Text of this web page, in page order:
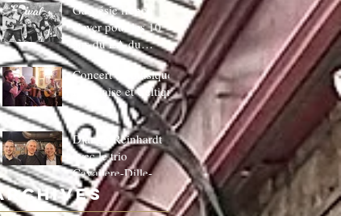
Gaspésie french
Cover pour les 10
ans du LA du
Hautbois
Concert de musique
Irlandaise et Celtique
Django Reinhardt
avec le trio
Cavaliere-Dille-
Dardenne!!!!!!C'EST
COMPLET!!!!